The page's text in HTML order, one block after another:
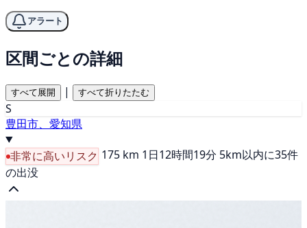
アラート
区間ごとの詳細
すべて展開 | すべて折りたたむ
S
豊田市、愛知県
非常に高いリスク 175 km 1日12時間19分 5km以内に35件
の出没